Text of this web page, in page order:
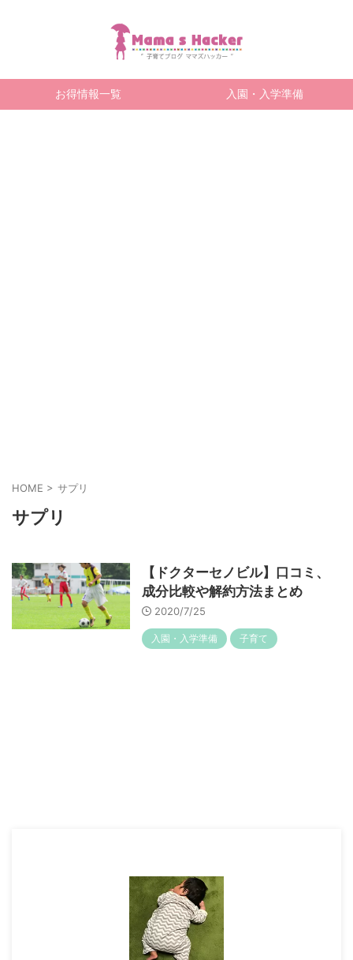
お得情報一覧 入園・入学準備
HOME > サプリ
サプリ
【ドクターセノビル】口コミ、
成分比較や解約方法まとめ
2020/7/25
入園・入学準備 子育て